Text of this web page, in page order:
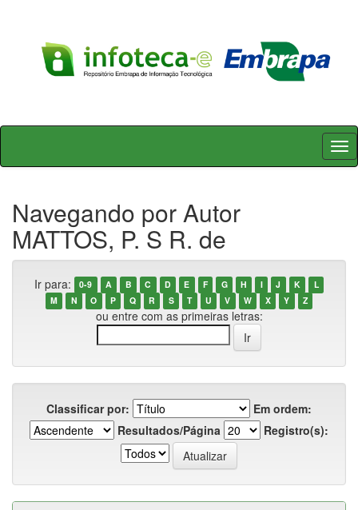
Skip
Navegando por Autor
MATTOS, P. S R. de
Ir para: 0-9 A B C D E F G H I J K
L
M
N O P Q R S T U V W X Y Z
ou entre com as primeiras letras:
Classificar por:
Em ordem:
Resultados/Página
Registro(s):